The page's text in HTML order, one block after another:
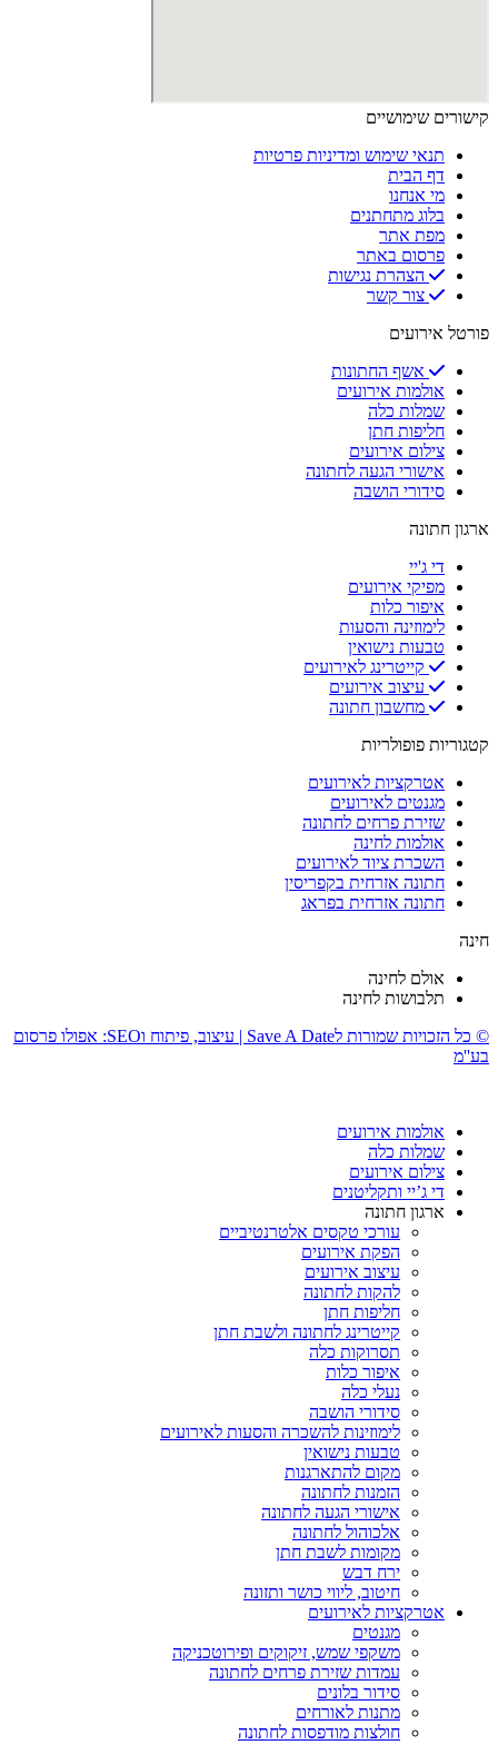
קישורים שימושיים
תנאי שימוש ומדיניות פרטיות
דף הבית
מי אנחנו
בלוג מתחתנים
מפת אתר
פרסום באתר
הצהרת נגישות
צור קשר
פורטל אירועים
אשף החתונות
אולמות אירועים
שמלות כלה
חליפות חתן
צילום אירועים
אישורי הגעה לחתונה
סידורי הושבה
ארגון חתונה
די ג'יי
מפיקי אירועים
איפור כלות
לימוזינה והסעות
טבעות נישואין
קייטרינג לאירועים
עיצוב אירועים
מחשבון חתונה
קטגוריות פופולריות
אטרקציות לאירועים
מגנטים לאירועים
שזירת פרחים לחתונה
אולמות לחינה
השכרת ציוד לאירועים
חתונה אזרחית בקפריסין
חתונה אזרחית בפראג
חינה
אולם לחינה
תלבושות לחינה
© כל הזכויות שמורות לSave A Date | עיצוב, פיתוח וSEO: אפולו פרסום
בע''מ
אולמות אירועים
שמלות כלה
צילום אירועים
די ג’יי ותקליטנים
ארגון חתונה
עורכי טקסים אלטרנטיביים
הפקת אירועים
עיצוב אירועים
להקות לחתונה
חליפות חתן
קייטרינג לחתונה ולשבת חתן
תסרוקות כלה
איפור כלות
נעלי כלה
סידורי הושבה
לימוזינות להשכרה והסעות לאירועים
טבעות נישואין
מקום להתארגנות
הזמנות לחתונה
אישורי הגעה לחתונה
אלכוהול לחתונה
מקומות לשבת חתן
ירח דבש
חיטוב, ליווי כושר ותזונה
אטרקציות לאירועים
מגנטים
משקפי שמש, זיקוקים ופירוטכניקה
עמדות שזירת פרחים לחתונה
סידור בלונים
מתנות לאורחים
חולצות מודפסות לחתונה